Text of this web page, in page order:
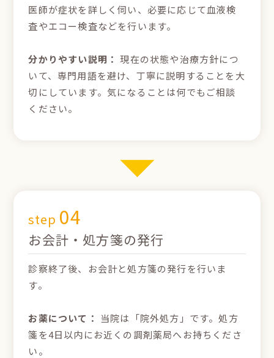
医師が症状を詳しく伺い、必要に応じて血液検
査やエコー検査などを行います。
分かりやすい説明： 現在の状態や治療方針につ
いて、専門用語を避け、丁寧に説明することを大
切にしています。気になることは何でもご相談
ください。
step 04
お会計・処方箋の発行
診察終了後、お会計と処方箋の発行を行いま
す。
お薬について：
当院は「院外処方」です。処方
箋を4日以内にお近くの調剤薬局へお持ちくださ
い。